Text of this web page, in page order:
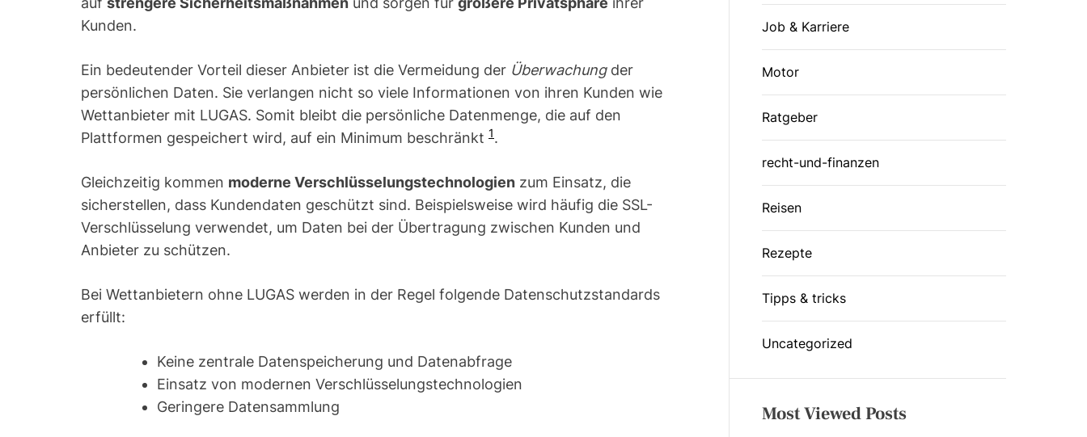
Kunden.
Ein bedeutender Vorteil dieser Anbieter ist die Vermeidung der Überwachungder
persönlichen Daten. Sie verlangen nicht so viele Informationen von ihren Kunden wie
Wettanbieter mit LUGAS. Somit bleibt die persönliche Datenmenge, die auf den
Plattformen gespeichert wird, auf ein Minimum beschränkt 1.
Gleichzeitig kommen moderne Verschlüsselungstechnologien zum Einsatz, die
sicherstellen, dass Kundendaten geschützt sind. Beispielsweise wird häufig die SSL-
Verschlüsselung verwendet, um Daten bei der Übertragung zwischen Kunden und
Anbieter zu schützen.
Bei Wettanbietern ohne LUGAS werden in der Regel folgende Datenschutzstandards
erfüllt:
Keine zentrale Datenspeicherung und Datenabfrage
Einsatz von modernen Verschlüsselungstechnologien
Geringere Datensammlung
Job & Karriere
Motor
Ratgeber
recht-und-finanzen
Reisen
Rezepte
Tipps & tricks
Uncategorized
Most Viewed Posts